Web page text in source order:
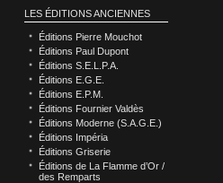
LES ÉDITIONS ANCIENNES
Éditions Pierre Mouchot
Éditions Paul Dupont
Éditions S.E.L.P.A.
Éditions E.G.E.
Éditions E.P.M.
Éditions Fournier Valdès
Éditions Moderne (S.A.G.E.)
Éditions Impéria
Éditions Griserie
Éditions de La Flamme d’Or /
des Remparts